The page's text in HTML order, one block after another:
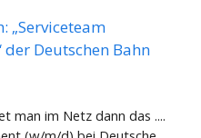
„Serviceteam
Deutschen Bahn
man im Netz dann das ....